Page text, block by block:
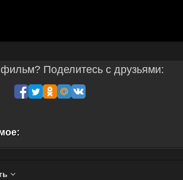
Поделитесь с друзьями: